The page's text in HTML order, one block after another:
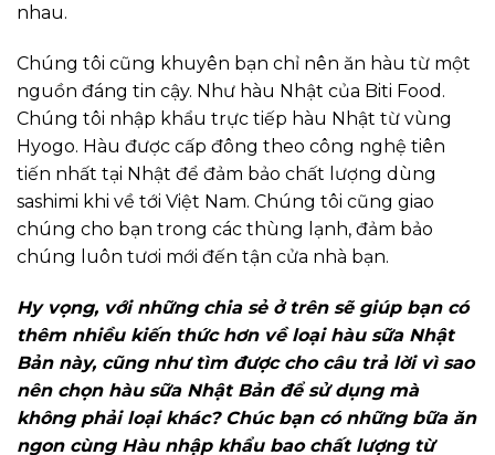
nhau.
Chúng tôi cũng khuyên bạn chỉ nên ăn hàu từ một
nguồn đáng tin cậy. Như hàu Nhật của Biti Food.
Chúng tôi nhập khẩu trực tiếp hàu Nhật từ vùng
Hyogo. Hàu được cấp đông theo công nghệ tiên
tiến nhất tại Nhật để đảm bảo chất lượng dùng
sashimi khi về tới Việt Nam. Chúng tôi cũng giao
chúng cho bạn trong các thùng lạnh, đảm bảo
chúng luôn tươi mới đến tận cửa nhà bạn.
Hy vọng, với những chia sẻ ở trên sẽ giúp bạn có
thêm nhiều kiến thức hơn về loại hàu sữa Nhật
Bản này, cũng như tìm được cho câu trả lời vì sao
nên chọn hàu sữa Nhật Bản để sử dụng mà
không phải loại khác? Chúc bạn có những bữa ăn
ngon cùng Hàu nhập khẩu bao chất lượng từ